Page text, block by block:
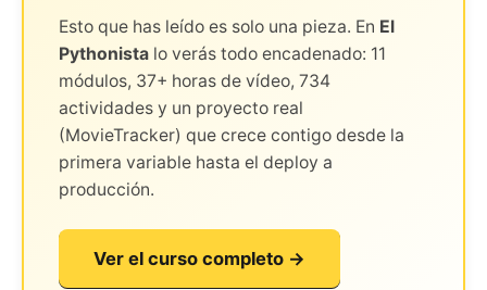
Esto que has leído es solo una pieza. En El
Pythonista lo verás todo encadenado: 11
módulos, 37+ horas de vídeo, 734
actividades y un proyecto real
(MovieTracker) que crece contigo desde la
primera variable hasta el deploy a
producción.
Ver el curso completo →